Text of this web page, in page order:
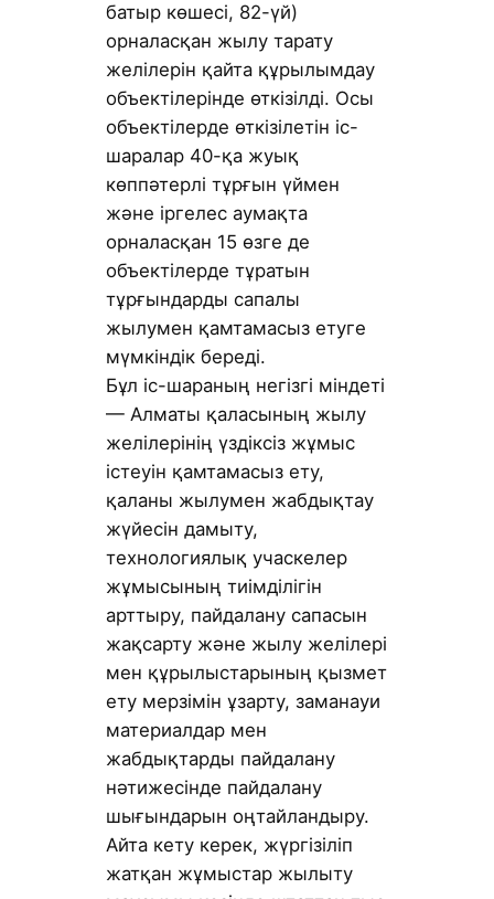
батыр көшесі, 82-үй)
орналасқан жылу тарату
желілерін қайта құрылымдау
объектілерінде өткізілді. Осы
объектілерде өткізілетін іс-
шаралар 40-қа жуық
көппәтерлі тұрғын үймен
және іргелес аумақта
орналасқан 15 өзге де
объектілерде тұратын
тұрғындарды сапалы
жылумен қамтамасыз етуге
мүмкіндік береді.
Бұл іс-шараның негізгі міндеті
— Алматы қаласының жылу
желілерінің үздіксіз жұмыс
істеуін қамтамасыз ету,
қаланы жылумен жабдықтау
жүйесін дамыту,
технологиялық учаскелер
жұмысының тиімділігін
арттыру, пайдалану сапасын
жақсарту және жылу желілері
мен құрылыстарының қызмет
ету мерзімін ұзарту, заманауи
материалдар мен
жабдықтарды пайдалану
нәтижесінде пайдалану
шығындарын оңтайландыру.
Айта кету керек, жүргізіліп
жатқан жұмыстар жылыту